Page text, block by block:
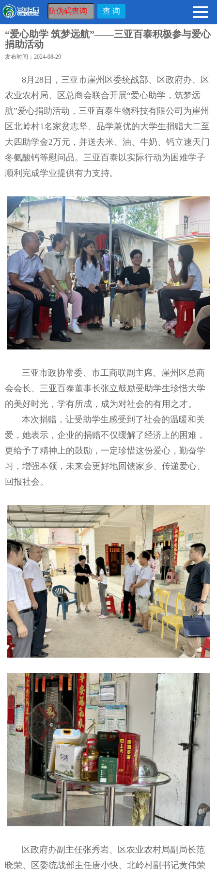
“爱心助学 筑梦远航”——三亚百泰积极参与爱心
捐助活动
发布时间：2024-08-29
8月28日，三亚市崖州区委统战部、区政府办、区
农业农村局、区总商会联合开展“爱心助学，筑梦远
航”爱心捐助活动，三亚百泰生物科技有限公司为崖州
区北岭村1名家贫志坚、品学兼优的大学生捐赠大二至
大四助学金2万元，并送去米、油、牛奶、钙立速天门
冬氨酸钙等慰问品。三亚百泰以实际行动为困难学子
顺利完成学业提供有力支持。
三亚市政协常委、市工商联副主席、崖州区总商
会会长、三亚百泰董事长张立鼓励受助学生珍惜大学
的美好时光，学有所成，成为对社会的有用之才。
本次捐赠，让受助学生感受到了社会的温暖和关
爱，她表示，企业的捐赠不仅缓解了经济上的困难，
更给予了精神上的鼓励，一定珍惜这份爱心，勤奋学
习，增强本领，未来会更好地回馈家乡、传递爱心、
回报社会。
区政府办副主任张秀岩、区农业农村局副局长范
晓荣、区委统战部主任唐小快、北岭村副书记黄伟荣